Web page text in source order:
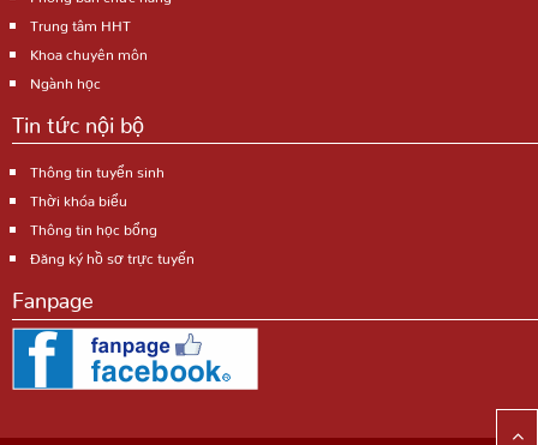
Trung tâm HHT
Khoa chuyên môn
Ngành học
Tin tức nội bộ
Thông tin tuyển sinh
Thời khóa biểu
Thông tin học bổng
Đăng ký hồ sơ trực tuyến
Fanpage